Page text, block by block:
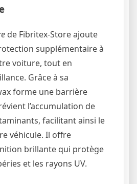
de Fibritex-Store ajoute
supplémentaire à
voiture, tout en
Grâce à sa
forme une barrière
l’accumulation de
facilitant ainsi le
véhicule. Il offre
brillante qui protège
et les rayons UV.